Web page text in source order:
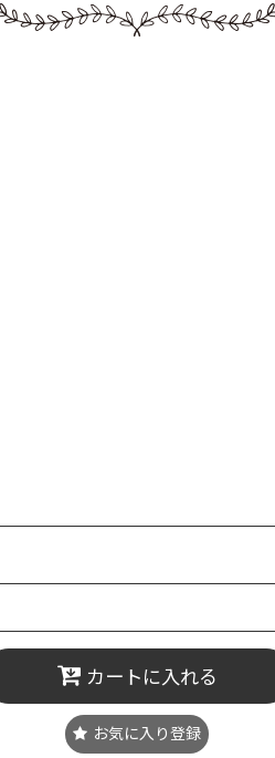
カートに入れる
お気に入り登録